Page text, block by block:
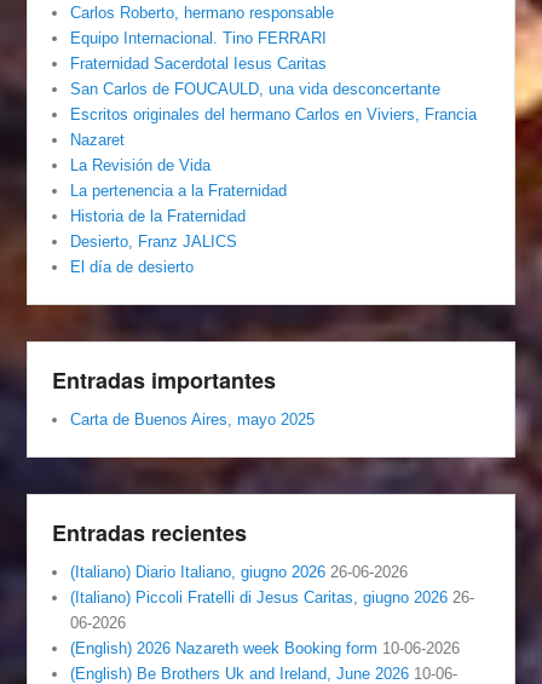
Carlos Roberto, hermano responsable
Equipo Internacional. Tino FERRARI
Fraternidad Sacerdotal Iesus Caritas
San Carlos de FOUCAULD, una vida desconcertante
Escritos originales del hermano Carlos en Viviers, Francia
Nazaret
La Revisión de Vida
La pertenencia a la Fraternidad
Historia de la Fraternidad
Desierto, Franz JALICS
El día de desierto
Entradas importantes
Carta de Buenos Aires, mayo 2025
Entradas recientes
(Italiano) Diario Italiano, giugno 2026 26-06-2026
(Italiano) Piccoli Fratelli di Jesus Caritas, giugno 2026 26-
06-2026
(English) 2026 Nazareth week Booking form 10-06-2026
(English) Be Brothers Uk and Ireland, June 2026 10-06-